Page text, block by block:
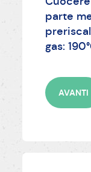
parte
gas:
AVANTI